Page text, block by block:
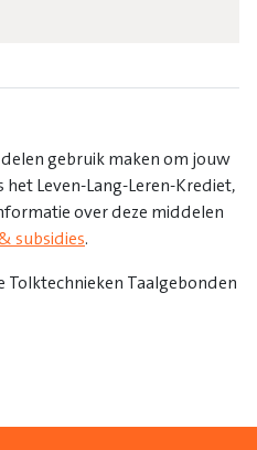
gebruik maken om jouw
Leven-Lang-Leren-Krediet,
over deze middelen
subsidies.
Tolktechnieken Taalgebonden